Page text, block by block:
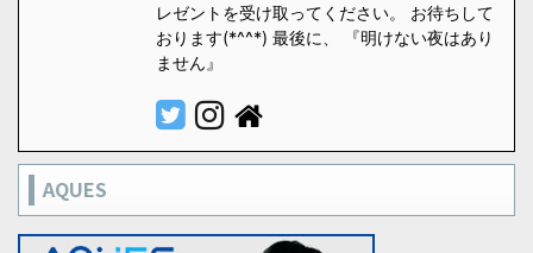
レゼントを受け取ってください。 お待ちして
おります(*^^*) 最後に、 『明けない夜はあり
ません』
AQUES